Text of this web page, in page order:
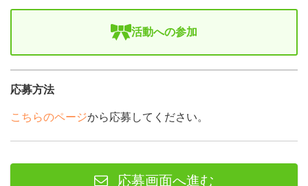
活動への参加
応募方法
こちらのページから応募してください。
応募画面へ進む